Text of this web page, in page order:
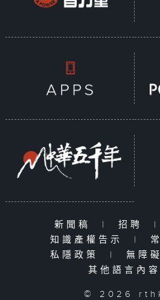
新聞稿 | 招聘 |
知識產權告示
|
私隱政策
| 無障
其他語言內容
© 2026